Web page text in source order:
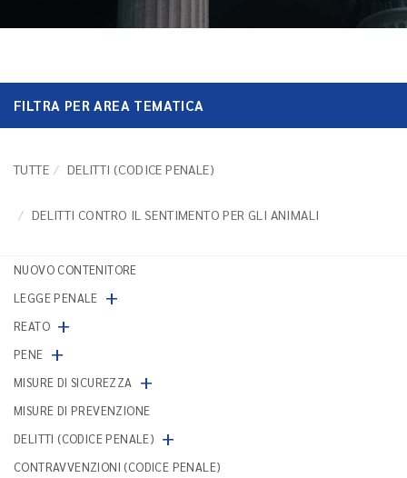
FILTRA PER AREA TEMATICA
TUTTE DELITTI (CODICE PENALE)
DELITTI CONTRO IL SENTIMENTO PER GLI ANIMALI
NUOVO CONTENITORE
LEGGE PENALE +
REATO +
PENE +
MISURE DI SICUREZZA +
MISURE DI PREVENZIONE
DELITTI (CODICE PENALE) +
CONTRAVVENZIONI (CODICE PENALE)